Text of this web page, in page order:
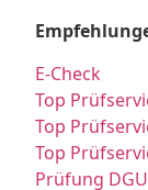
E-Check
Top
Top
Top
Prüfung